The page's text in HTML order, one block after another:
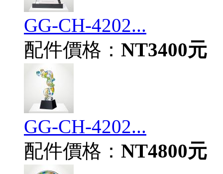
GG-CH-4202...
配件價格： NT3400元
GG-CH-4202...
配件價格： NT4800元